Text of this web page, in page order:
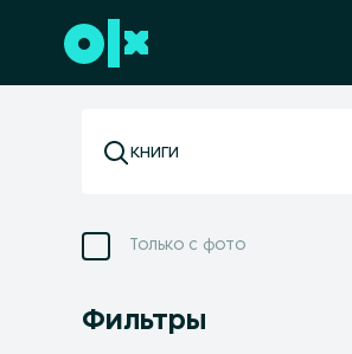
Перейти к нижнему колонтитулу
Только с фото
Фильтры